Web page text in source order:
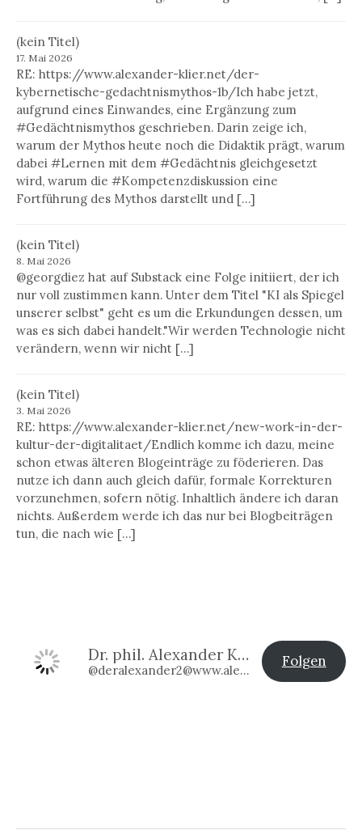
(kein Titel)
17. Mai 2026
RE: https://www.alexander-klier.net/der-
kybernetische-gedachtnismythos-1b/Ich habe jetzt,
aufgrund eines Einwandes, eine Ergänzung zum
#Gedächtnismythos geschrieben. Darin zeige ich,
warum der Mythos heute noch die Didaktik prägt, warum
dabei #Lernen mit dem #Gedächtnis gleichgesetzt
wird, warum die #Kompetenzdiskussion eine
Fortführung des Mythos darstellt und […]
(kein Titel)
8. Mai 2026
@georgdiez hat auf Substack eine Folge initiiert, der ich
nur voll zustimmen kann. Unter dem Titel "KI als Spiegel
unserer selbst" geht es um die Erkundungen dessen, um
was es sich dabei handelt."Wir werden Technologie nicht
verändern, wenn wir nicht […]
(kein Titel)
3. Mai 2026
RE: https://www.alexander-klier.net/new-work-in-der-
kultur-der-digitalitaet/Endlich komme ich dazu, meine
schon etwas älteren Blogeinträge zu föderieren. Das
nutze ich dann auch gleich dafür, formale Korrekturen
vorzunehmen, sofern nötig. Inhaltlich ändere ich daran
nichts. Außerdem werde ich das nur bei Blogbeiträgen
tun, die nach wie […]
Dr. phil. Alexander Klier
@deralexander2@www.alexander-klier.net
Folgen